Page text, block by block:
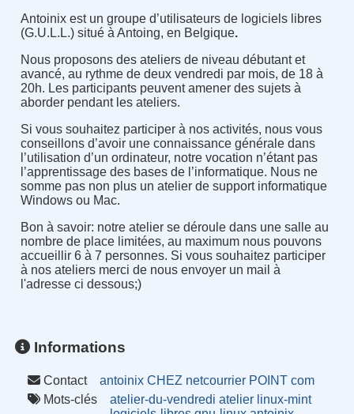
Antoinix est un groupe d’utilisateurs de logiciels libres
(G.U.L.L.) situé à Antoing, en Belgique.
Nous proposons des ateliers de niveau débutant et
avancé, au rythme de deux vendredi par mois, de 18 à
20h. Les participants peuvent amener des sujets à
aborder pendant les ateliers.
Si vous souhaitez participer à nos activités, nous vous
conseillons d’avoir une connaissance générale dans
l’utilisation d’un ordinateur, notre vocation n’étant pas
l’apprentissage des bases de l’informatique. Nous ne
somme pas non plus un atelier de support informatique
Windows ou Mac.
Bon à savoir: notre atelier se déroule dans une salle au
nombre de place limitées, au maximum nous pouvons
accueillir 6 à 7 personnes. Si vous souhaitez participer
à nos ateliers merci de nous envoyer un mail à
l'adresse ci dessous;)
Informations
Contact
antoinix CHEZ netcourrier POINT com
Mots-clés
atelier-du-vendredi atelier linux-mint